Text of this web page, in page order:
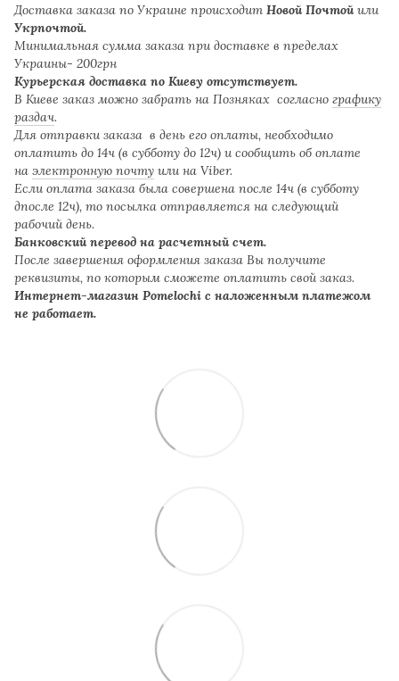
Доставка заказа по Украине происходит Новой Почтой или
Укрпочтой.
Минимальная сумма заказа при доставке в пределах
Украины- 200грн
Курьерская доставка по Киеву отсутствует.
В Киеве заказ можно забрать на Позняках согласно графику
раздач.
Для отправки заказа в день его оплаты, необходимо
оплатить до 14ч (в субботу до 12ч) и сообщить об оплате
на электронную почту или на Viber.
Если оплата заказа была совершена после 14ч (в субботу
дпосле 12ч), то посылка отправляется на следующий
рабочий день.
Банковский перевод на расчетный счет.
После завершения оформления заказа Вы получите
реквизиты, по которым сможете оплатить свой заказ.
Интернет-магазин Pomelochi с наложенным платежом
не работает.